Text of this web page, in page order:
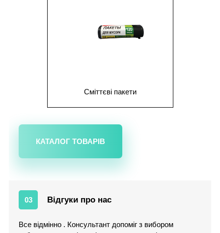
Сміттєві пакети
КАТАЛОГ ТОВАРІВ
03 Відгуки про нас
Все відмінно . Консультант допоміг з вибором